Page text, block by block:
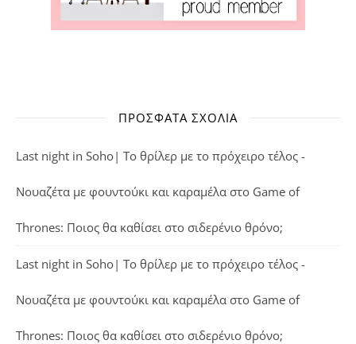
ΠΡΌΣΦΑΤΑ ΣΧΌΛΙΑ
Last night in Soho| Το θρίλερ με το πρόχειρο τέλος -
Νουαζέτα με φουντούκι και καραμέλα στο Game of
Thrones: Ποιος θα καθίσει στο σιδερένιο θρόνο;
Last night in Soho| Το θρίλερ με το πρόχειρο τέλος -
Νουαζέτα με φουντούκι και καραμέλα στο Game of
Thrones: Ποιος θα καθίσει στο σιδερένιο θρόνο;